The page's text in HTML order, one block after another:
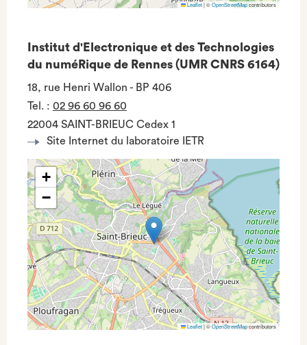
Leaflet|©OpenStreetMapcontributors
Institut d'Electronique et des Technologies
du numéRique de Rennes (UMR CNRS 6164)
18, rue Henri Wallon - BP 406
Tel. : 02 96 60 96 60
22004 SAINT-BRIEUC Cedex 1
Site Internet du laboratoire IETR
+
−
Leaflet|©OpenStreetMapcontributors